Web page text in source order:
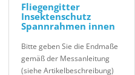
Fliegengitter
Insektenschutz
Spannrahmen innen
Bitte geben Sie die Endmaße
gemäß der Messanleitung
(siehe Artikelbeschreibung)